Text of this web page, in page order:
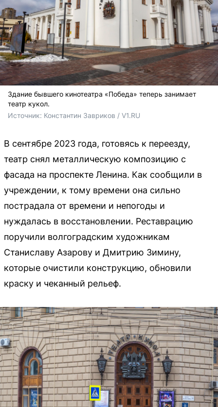
Здание бывшего кинотеатра «Победа» теперь занимает
театр кукол.
Источник: Константин Завриков / V1.RU
В сентябре 2023 года, готовясь к переезду,
театр снял металлическую композицию с
фасада на проспекте Ленина. Как сообщили в
учреждении, к тому времени она сильно
пострадала от времени и непогоды и
нуждалась в восстановлении. Реставрацию
поручили волгоградским художникам
Станиславу Азарову и Дмитрию Зимину,
которые очистили конструкцию, обновили
краску и чеканный рельеф.